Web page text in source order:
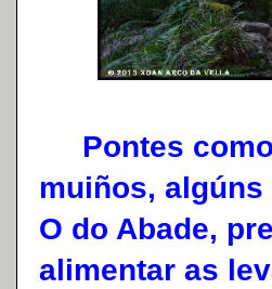
Pontes como
muiños, algúns
O do Abade,
alimentar as